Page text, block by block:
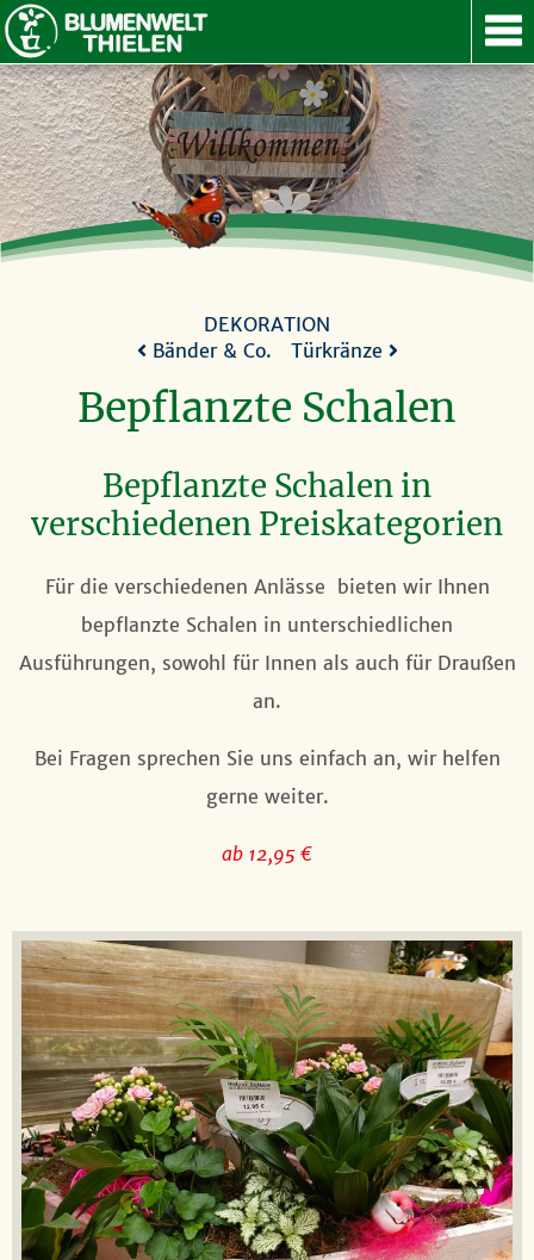
DEKORATION
Bänder & Co.
Türkränze
Bepflanzte Schalen
Bepflanzte Schalen in
verschiedenen Preiskategorien
Für die verschiedenen Anlässe bieten wir Ihnen
bepflanzte Schalen in unterschiedlichen
Ausführungen, sowohl für Innen als auch für Draußen
an.
Bei Fragen sprechen Sie uns einfach an, wir helfen
gerne weiter.
ab 12,95 €
ANGEBOT
ÜBER UNS
SERVICE
KONTAKT
GUTSCHEIN
NACH OBEN